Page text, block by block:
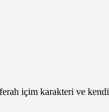
içim karakteri ve